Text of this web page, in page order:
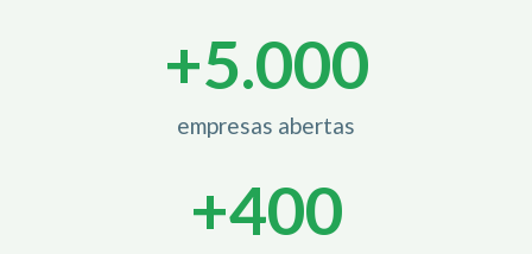
empresas abertas
+5.000
+400